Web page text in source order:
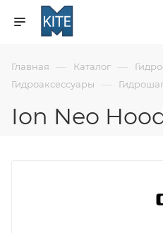
Главная — Каталог —
Гидроаксессуары —
Ion Neo